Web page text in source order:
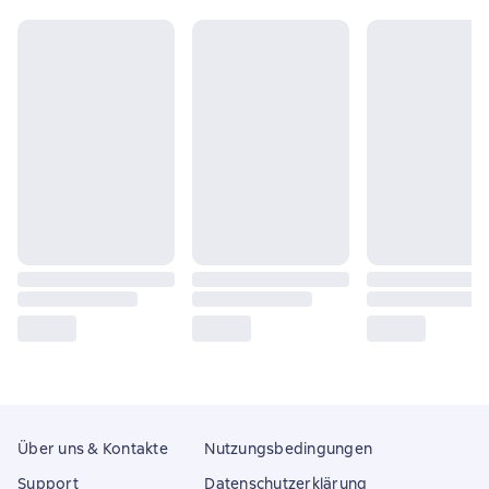
Über uns & Kontakte
Support
Nutzungsbedingungen
Datenschutzerklärung